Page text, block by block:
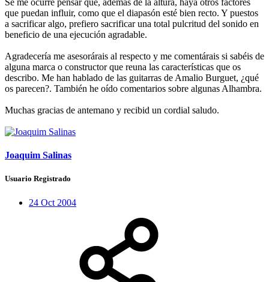
Se me ocurre pensar que, además de la altura, haya otros factores
que puedan influir, como que el diapasón esté bien recto. Y puestos
a sacrificar algo, prefiero sacrificar una total pulcritud del sonido en
beneficio de una ejecución agradable.
Agradecería me asesorárais al respecto y me comentárais si sabéis de
alguna marca o constructor que reuna las características que os
describo. Me han hablado de las guitarras de Amalio Burguet, ¿qué
os parecen?. También he oído comentarios sobre algunas Alhambra.
Muchas gracias de antemano y recibid un cordial saludo.
Joaquim Salinas
Usuario Registrado
24 Oct 2004